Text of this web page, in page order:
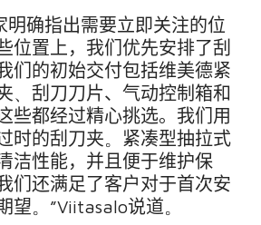
明确指出需要立即关注的位
位置上，我们优先安排了刮
们的初始交付包括维美德紧
、刮刀刀片、气动控制箱和
些都经过精心挑选。我们用
时的刮刀夹。 紧凑型抽拉式
洁性能，并且便于维护保
们还满足了客户对于首次安
望。 ”Viitasalo说道。